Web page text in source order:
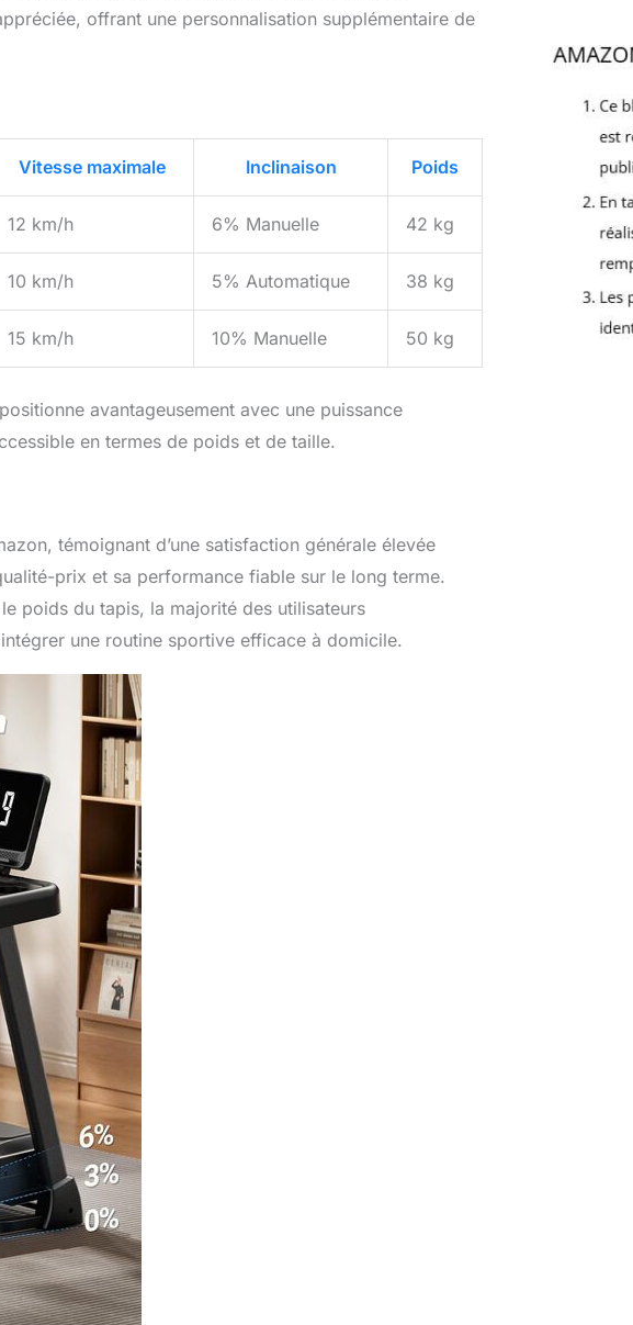
offrant une personnalisation supplémentaire de
Vitesse maximale Inclinaison Poids
12 km/h 6% Manuelle 42 kg
10 km/h 5% Automatique 38 kg
15 km/h 10% Manuelle 50 kg
avantageusement avec une puissance
en termes de poids et de taille.
témoignant d’une satisfaction générale élevée
prix et sa performance fiable sur le long terme.
poids du tapis, la majorité des utilisateurs
une routine sportive efficace à domicile.